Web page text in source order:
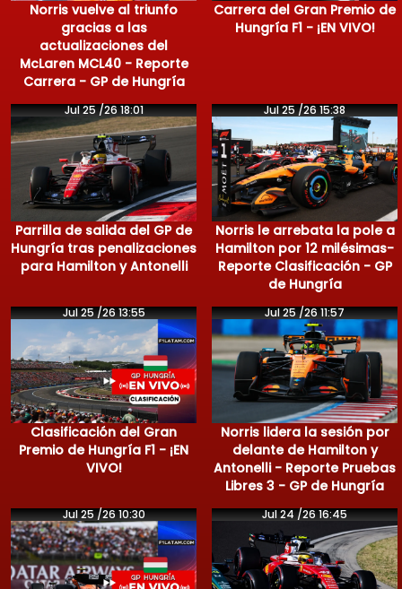
Norris vuelve al triunfo
gracias a las
actualizaciones del
McLaren MCL40 - Reporte
Carrera - GP de Hungría
Carrera del Gran Premio de
Hungría F1 - ¡EN VIVO!
Jul 25 /26 18:01
Parrilla de salida del GP de
Hungría tras penalizaciones
para Hamilton y Antonelli
Jul 25 /26 15:38
Norris le arrebata la pole a
Hamilton por 12 milésimas-
Reporte Clasificación - GP
de Hungría
Jul 25 /26 13:55
Clasificación del Gran
Premio de Hungría F1 - ¡EN
VIVO!
Jul 25 /26 11:57
Norris lidera la sesión por
delante de Hamilton y
Antonelli - Reporte Pruebas
Libres 3 - GP de Hungría
Jul 25 /26 10:30 Jul 24 /26 16:45